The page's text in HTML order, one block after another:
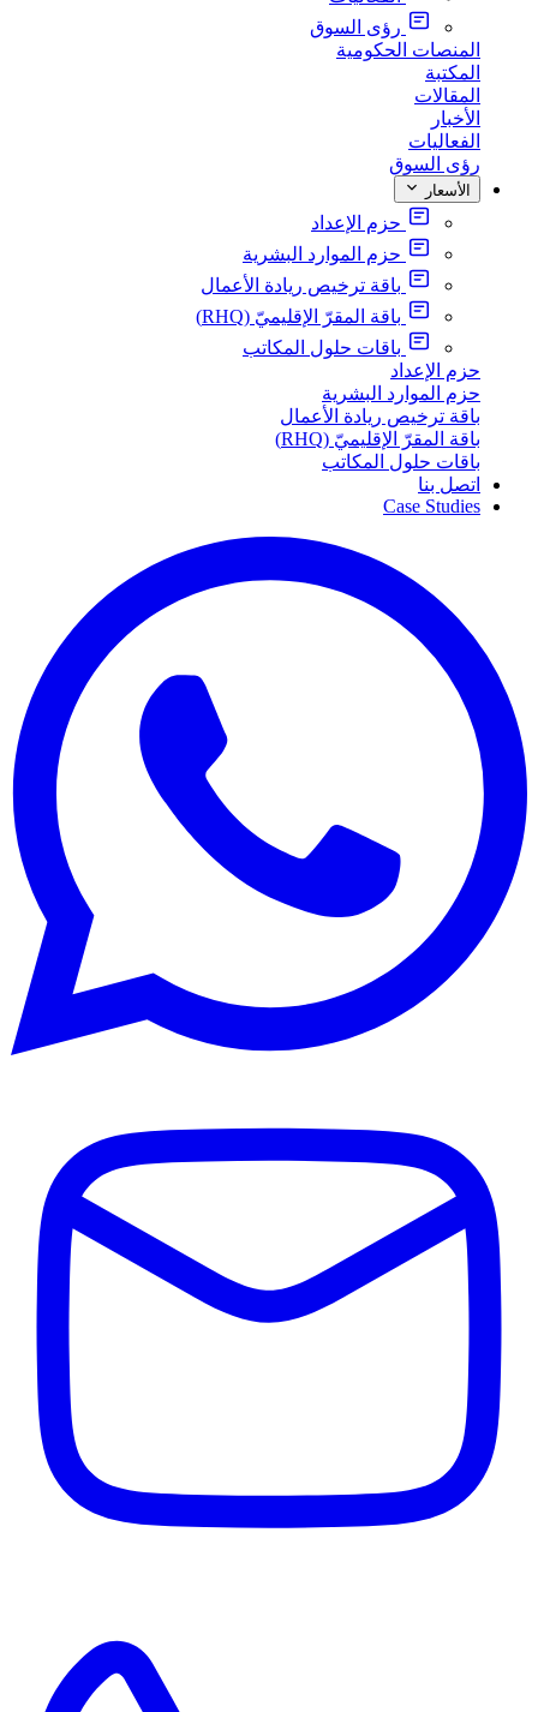
رؤى السوق
المنصات الحكومية
المكتبة
المقالات
الأخبار
الفعاليات
رؤى السوق
الأسعار
حزم الإعداد
حزم الموارد البشرية
باقة ترخيص ريادة الأعمال
باقة المقرّ الإقليميّ (RHQ)
باقات حلول المكاتب
حزم الإعداد
حزم الموارد البشرية
باقة ترخيص ريادة الأعمال
باقة المقرّ الإقليميّ (RHQ)
باقات حلول المكاتب
اتصل بنا
Case Studies